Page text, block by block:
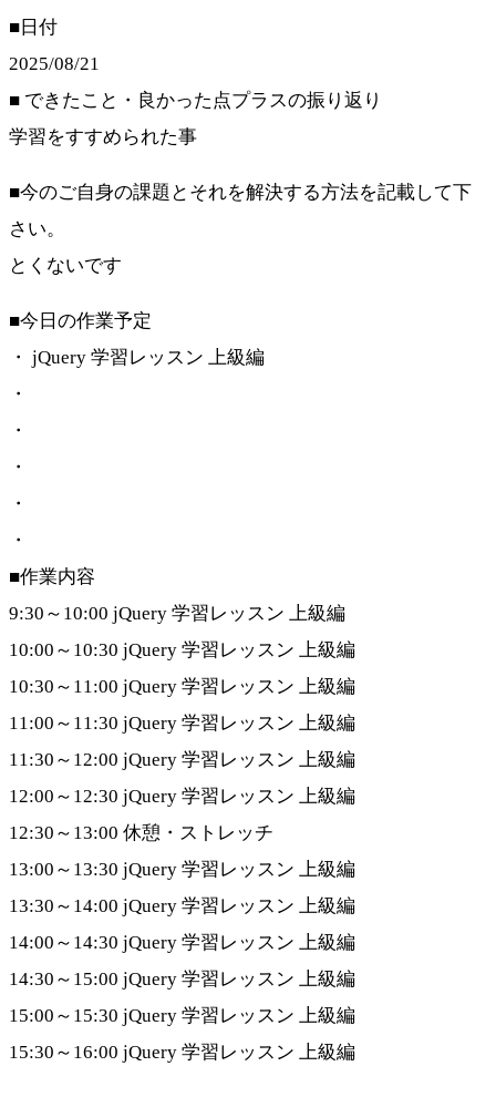
■日付
2025/08/21
■ できたこと・良かった点プラスの振り返り
学習をすすめられた事
■今のご自身の課題とそれを解決する方法を記載して下
さい。
とくないです
■今日の作業予定
・ jQuery 学習レッスン 上級編
・
・
・
・
・
■作業内容
9:30～10:00 jQuery 学習レッスン 上級編
10:00～10:30 jQuery 学習レッスン 上級編
10:30～11:00 jQuery 学習レッスン 上級編
11:00～11:30 jQuery 学習レッスン 上級編
11:30～12:00 jQuery 学習レッスン 上級編
12:00～12:30 jQuery 学習レッスン 上級編
12:30～13:00 休憩・ストレッチ
13:00～13:30 jQuery 学習レッスン 上級編
13:30～14:00 jQuery 学習レッスン 上級編
14:00～14:30 jQuery 学習レッスン 上級編
14:30～15:00 jQuery 学習レッスン 上級編
15:00～15:30 jQuery 学習レッスン 上級編
15:30～16:00 jQuery 学習レッスン 上級編